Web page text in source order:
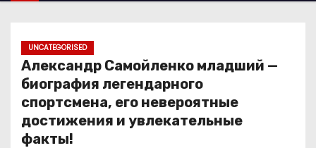
UNCATEGORISED
Александр Самойленко младший —
биография легендарного
спортсмена, его невероятные
достижения и увлекательные
факты!